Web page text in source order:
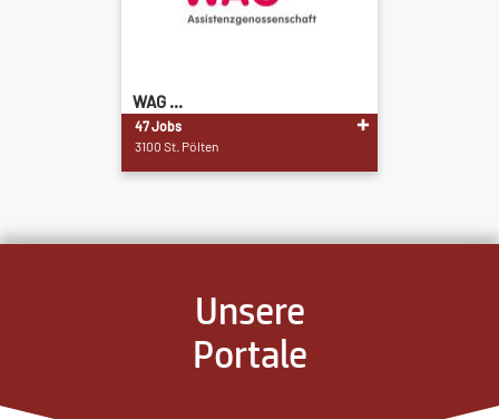
WAG ...
47 Jobs
3100 St. Pölten
Unsere
Portale